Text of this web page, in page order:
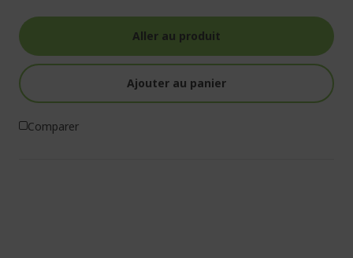
Aller au produit
Ajouter au panier
Comparer